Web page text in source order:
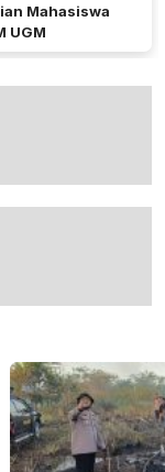
Mahasiswa
UGM